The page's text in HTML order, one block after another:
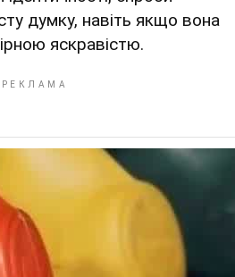
думку, навіть якщо вона
яскравістю.